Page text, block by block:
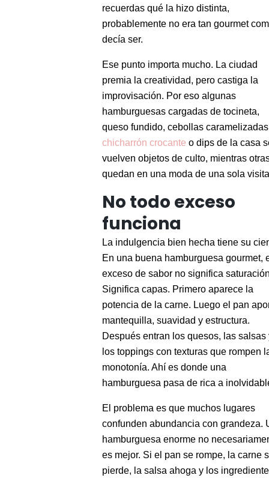
recuerdas qué la hizo distinta,
probablemente no era tan gourmet
decía ser.
Ese punto importa mucho. La ciudad
premia la creatividad, pero castiga la
improvisación. Por eso algunas
hamburguesas cargadas de tocineta,
queso fundido, cebollas
chicharrón crocante o dips de la casa
vuelven objetos de culto, mientras
quedan en una moda de una sola
No todo exceso
funciona
La indulgencia bien hecha tiene su
En una buena hamburguesa gourmet,
exceso de sabor no significa
Significa capas. Primero aparece la
potencia de la carne. Luego el pan
mantequilla, suavidad y estructura.
Después entran los quesos, las salsas
los toppings con texturas que rompen
monotonía. Ahí es donde una
hamburguesa pasa de rica a
El problema es que muchos lugares
confunden abundancia con grandeza.
hamburguesa enorme no
es mejor. Si el pan se rompe, la carne
pierde, la salsa ahoga y los